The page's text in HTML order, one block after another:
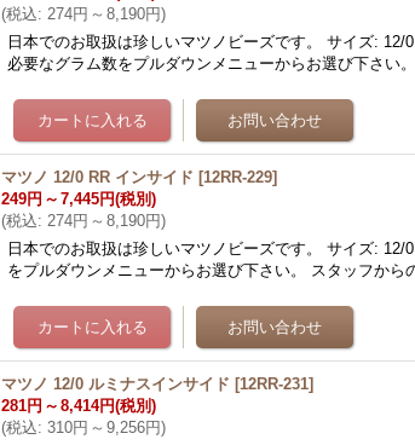
(税込: 274円 ～ 8,190円)
日本でのお取扱は珍しいマツノビーズです。 サイズ:
必要なグラム数をプルダウンメニューからお選び下さい
マツノ 12/0 RR インサイド [12RR-229]
249円 ～ 7,445円(税別)
(税込: 274円 ～ 8,190円)
日本でのお取扱は珍しいマツノビーズです。 サイズ:
をプルダウンメニューからお選び下さい。 スタッフか
マツノ 12/0 ルミナスインサイド [12RR-231]
281円 ～ 8,414円(税別)
(税込: 310円 ～ 9,256円)